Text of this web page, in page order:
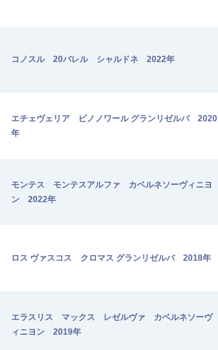
コノスル 20バレル シャルドネ 2022年
エチェヴェリア ピノノワール グランリゼルバ 2020
年
モンテス モンテスアルファ カベルネソーヴィニヨ
ン 2022年
ロス ヴァスコス クロマス グランリゼルバ 2018年
エラスリス マックス レゼルヴァ カベルネソーヴ
ィニヨン 2019年